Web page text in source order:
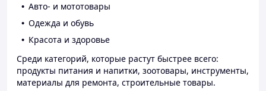
Авто- и мототовары
Одежда и обувь
Красота и здоровье
Среди категорий, которые растут быстрее всего:
продукты питания и напитки, зоотовары, инструменты,
материалы для ремонта, строительные товары.